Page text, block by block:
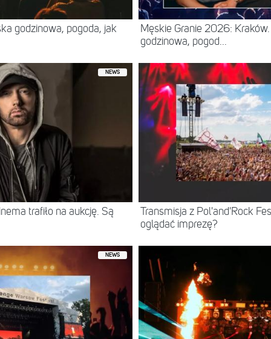
godzinowa, pogoda, jak
Męskie Granie 2026:
godzinowa, pogod...
NEWS
trafiło na aukcję. Są
Transmisja z Pol'and'Rock
oglądać imprezę?
NEWS